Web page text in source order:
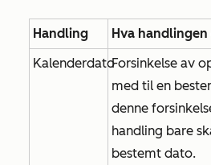
Handling
Hva
KalenderdatoForsinkelse av
med til en
denne
handling bare
bestemt dato.